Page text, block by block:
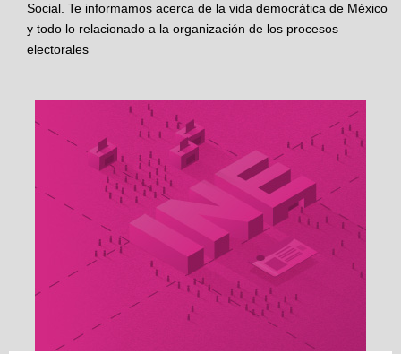
Social. Te informamos acerca de la vida democrática de México
y todo lo relacionado a la organización de los procesos
electorales